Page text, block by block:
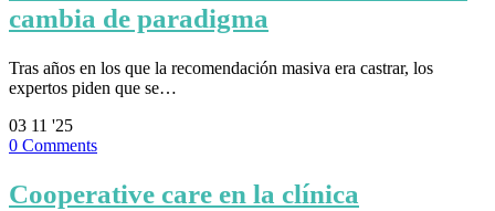
cambia de paradigma
Tras años en los que la recomendación masiva era castrar, los
expertos piden que se…
03 11 '25
0 Comments
Cooperative care en la clínica